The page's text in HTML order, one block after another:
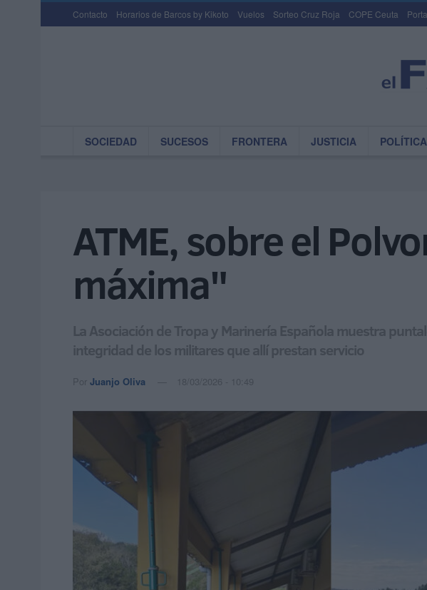
Contacto Horarios de Barcos by Kikoto Vuelos Sorteo Cruz Roja COPE Ceuta
SOCIEDAD SUCESOS FRONTERA JUSTICIA POLÍTICA
ATME, sobre el
máxima"
La Asociación de Tropa y Marinería Española muestra
integridad de los militares que allí prestan servicio
Por Juanjo Oliva 18/03/2026 - 10:49